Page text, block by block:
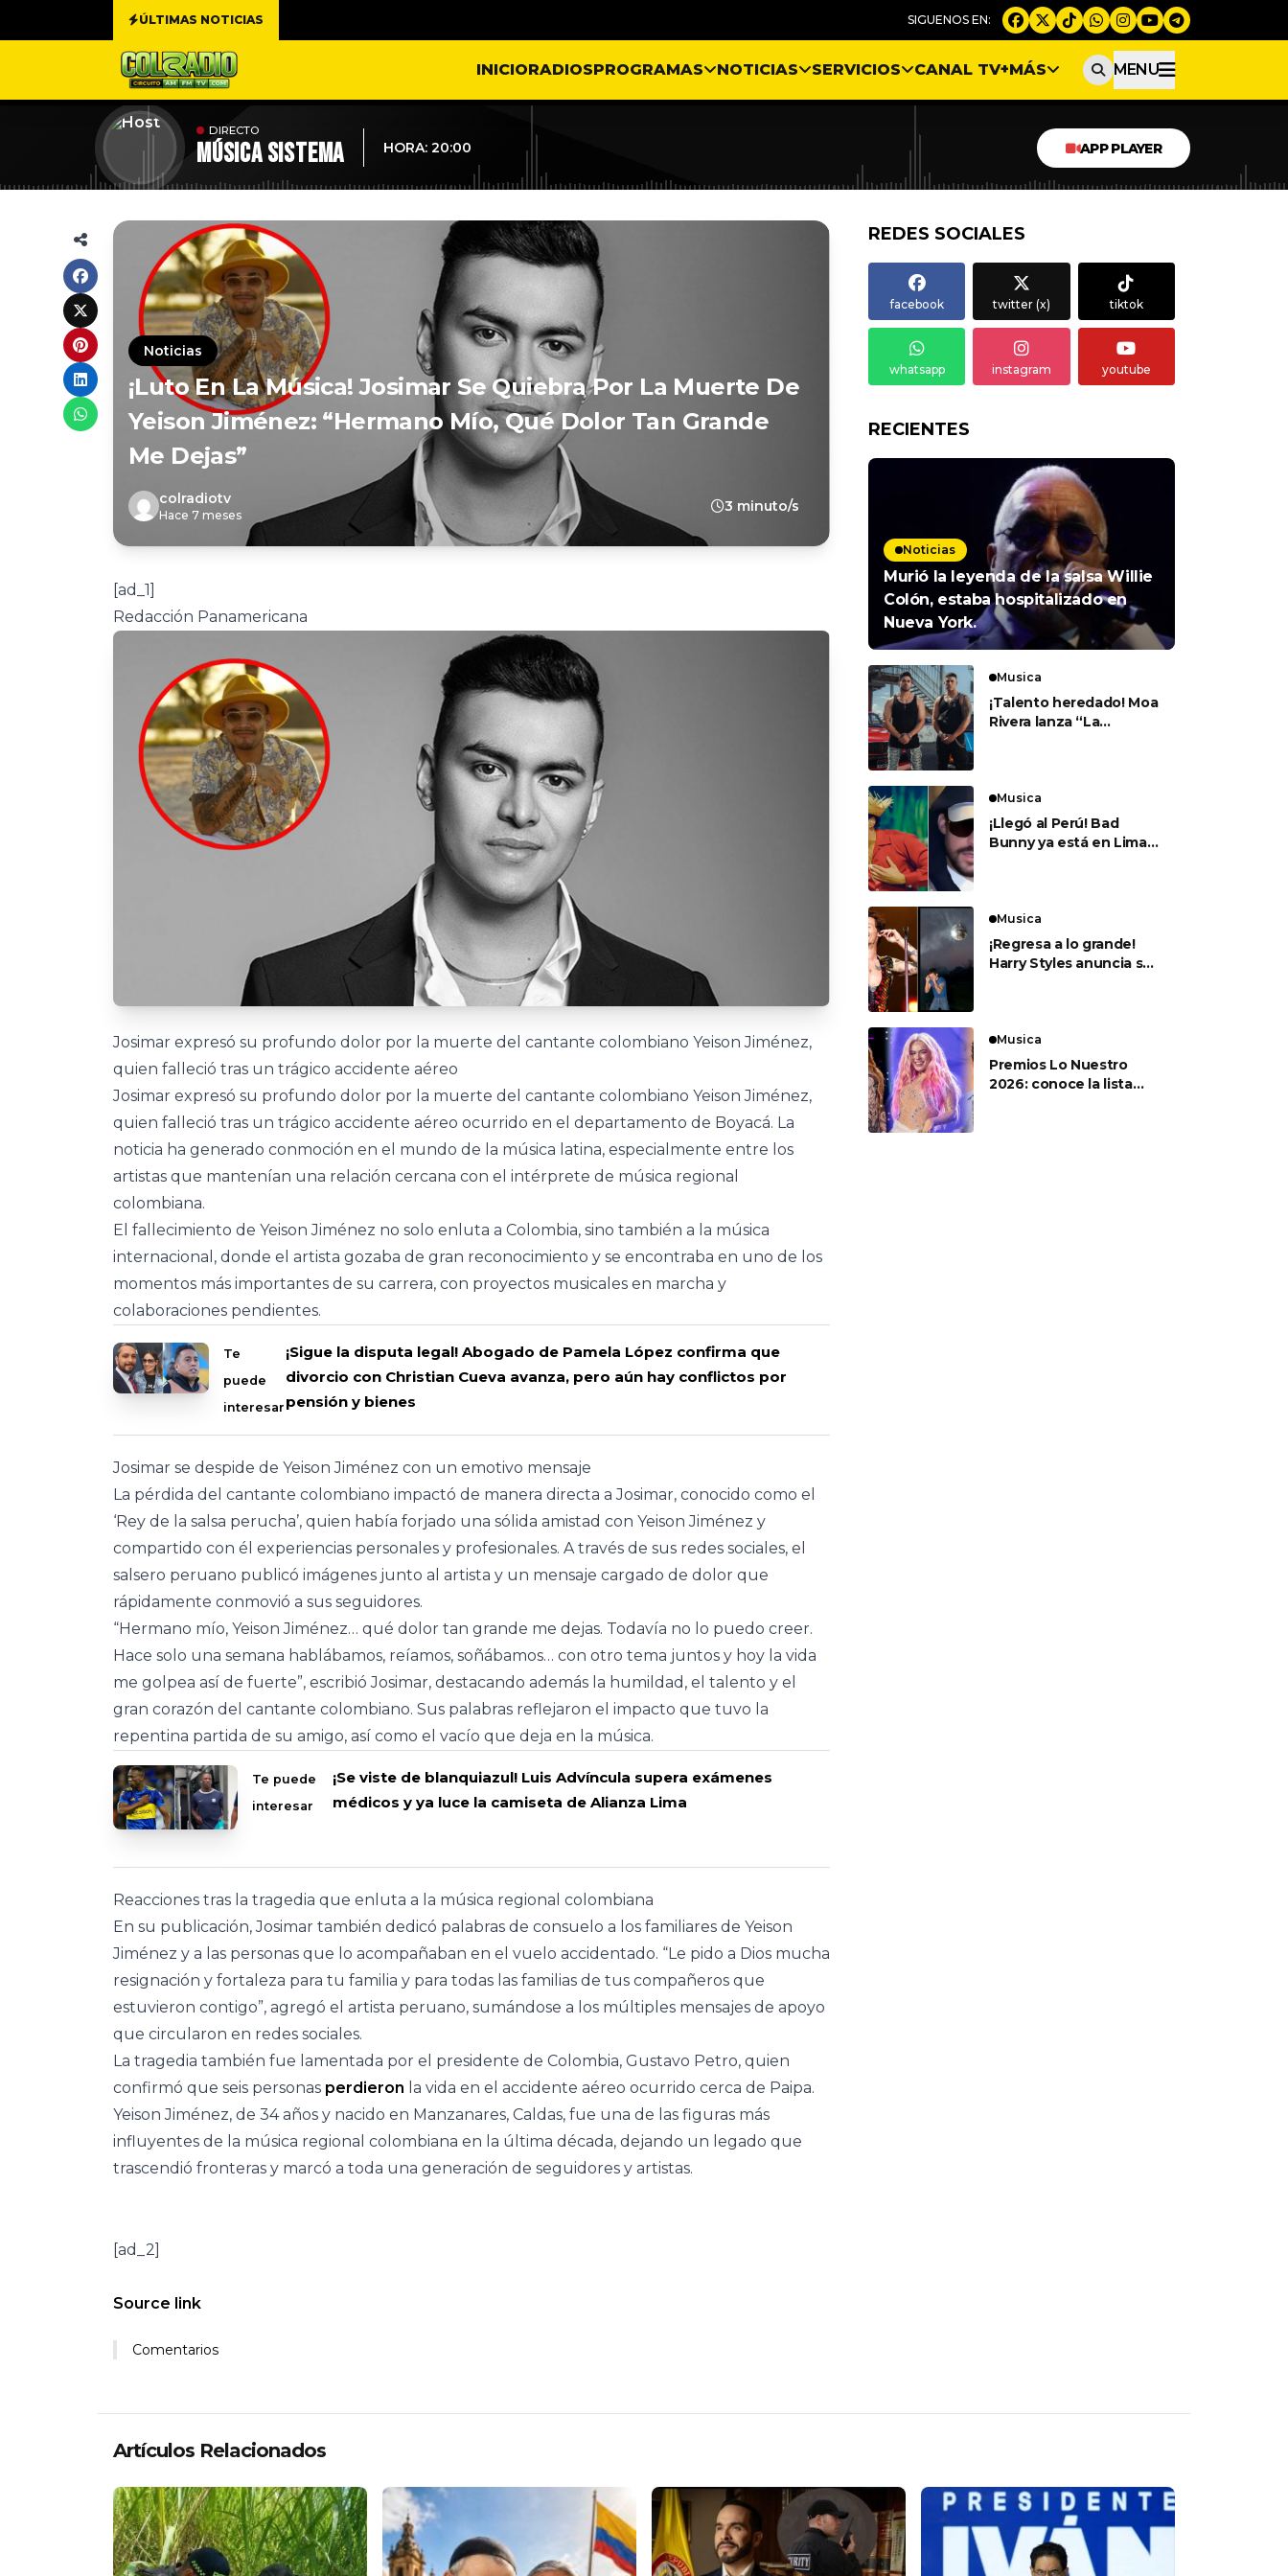
ÚLTIMAS NOTICIAS
INICIORADIOSPROGRAMAS NOTICIAS SERVICIOS CANAL TV+MÁS MENU
DIRECTO
MÚSICA SISTEMA HORA: 20:00 APP PLAYER
Noticias
¡Luto En La Música! Josimar Se Quiebra Por La Muerte De
Yeison Jiménez: “Hermano Mío, Qué Dolor Tan Grande
Me Dejas”
colradiotv
Hace 7 meses
3 minuto/s
[ad_1]
Redacción Panamericana
Josimar expresó su profundo dolor por la muerte del cantante colombiano Yeison Jiménez,
quien falleció tras un trágico accidente aéreo
Josimar expresó su profundo dolor por la muerte del cantante colombiano Yeison Jiménez,
quien falleció tras un trágico accidente aéreo ocurrido en el departamento de Boyacá. La
noticia ha generado conmoción en el mundo de la música latina, especialmente entre los
artistas que mantenían una relación cercana con el intérprete de música regional
colombiana.
El fallecimiento de Yeison Jiménez no solo enluta a Colombia, sino también a la música
internacional, donde el artista gozaba de gran reconocimiento y se encontraba en uno de los
momentos más importantes de su carrera, con proyectos musicales en marcha y
colaboraciones pendientes.
Te
puede
interesar
¡Sigue la disputa legal! Abogado de Pamela López confirma que
divorcio con Christian Cueva avanza, pero aún hay conflictos por
pensión y bienes
Josimar se despide de Yeison Jiménez con un emotivo mensaje
La pérdida del cantante colombiano impactó de manera directa a Josimar, conocido como el
‘Rey de la salsa perucha’, quien había forjado una sólida amistad con Yeison Jiménez y
compartido con él experiencias personales y profesionales. A través de sus redes sociales, el
salsero peruano publicó imágenes junto al artista y un mensaje cargado de dolor que
rápidamente conmovió a sus seguidores.
“Hermano mío, Yeison Jiménez… qué dolor tan grande me dejas. Todavía no lo puedo creer.
Hace solo una semana hablábamos, reíamos, soñábamos… con otro tema juntos y hoy la vida
me golpea así de fuerte”, escribió Josimar, destacando además la humildad, el talento y el
gran corazón del cantante colombiano. Sus palabras reflejaron el impacto que tuvo la
repentina partida de su amigo, así como el vacío que deja en la música.
Te puede
interesar
¡Se viste de blanquiazul! Luis Advíncula supera exámenes
médicos y ya luce la camiseta de Alianza Lima
Reacciones tras la tragedia que enluta a la música regional colombiana
En su publicación, Josimar también dedicó palabras de consuelo a los familiares de Yeison
Jiménez y a las personas que lo acompañaban en el vuelo accidentado. “Le pido a Dios mucha
resignación y fortaleza para tu familia y para todas las familias de tus compañeros que
estuvieron contigo”, agregó el artista peruano, sumándose a los múltiples mensajes de apoyo
que circularon en redes sociales.
La tragedia también fue lamentada por el presidente de Colombia, Gustavo Petro, quien
confirmó que seis personas perdieron la vida en el accidente aéreo ocurrido cerca de Paipa.
Yeison Jiménez, de 34 años y nacido en Manzanares, Caldas, fue una de las figuras más
influyentes de la música regional colombiana en la última década, dejando un legado que
trascendió fronteras y marcó a toda una generación de seguidores y artistas.
[ad_2]
Source link
Comentarios
REDES SOCIALES
facebook twitter (x) tiktok
whatsapp instagram youtube
RECIENTES
Noticias
Murió la leyenda de la salsa Willie
Colón, estaba hospitalizado en
Nueva York.
Musica
¡Talento heredado! Moa
Rivera lanza “La
Musica
¡Llegó al Perú! Bad
Bunny ya está en Lima
Musica
¡Regresa a lo grande!
Harry Styles anuncia su
Musica
Premios Lo Nuestro
2026: conoce la lista
Artículos Relacionados